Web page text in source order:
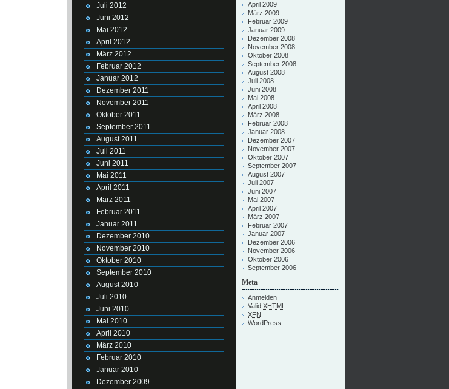
Juli 2012
Juni 2012
Mai 2012
April 2012
März 2012
Februar 2012
Januar 2012
Dezember 2011
November 2011
Oktober 2011
September 2011
August 2011
Juli 2011
Juni 2011
Mai 2011
April 2011
März 2011
Februar 2011
Januar 2011
Dezember 2010
November 2010
Oktober 2010
September 2010
August 2010
Juli 2010
Juni 2010
Mai 2010
April 2010
März 2010
Februar 2010
Januar 2010
Dezember 2009
April 2009
März 2009
Februar 2009
Januar 2009
Dezember 2008
November 2008
Oktober 2008
September 2008
August 2008
Juli 2008
Juni 2008
Mai 2008
April 2008
März 2008
Februar 2008
Januar 2008
Dezember 2007
November 2007
Oktober 2007
September 2007
August 2007
Juli 2007
Juni 2007
Mai 2007
April 2007
März 2007
Februar 2007
Januar 2007
Dezember 2006
November 2006
Oktober 2006
September 2006
Meta
Anmelden
Valid XHTML
XFN
WordPress